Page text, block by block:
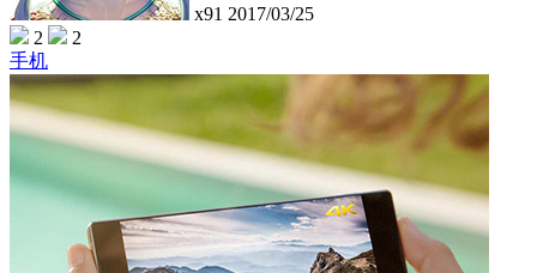
x91 2017/03/25
2
2
手机